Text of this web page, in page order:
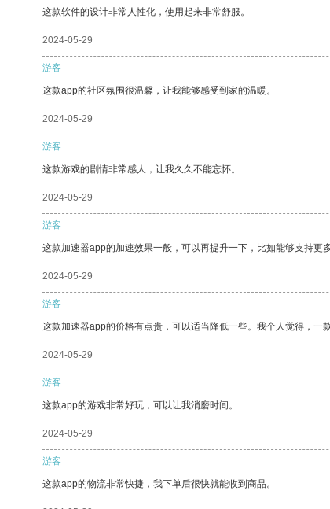
这款软件的设计非常人性化，使用起来非常舒服。
2024-05-29
游客
这款app的社区氛围很温馨，让我能够感受到家的温暖。
2024-05-29
游客
这款游戏的剧情非常感人，让我久久不能忘怀。
2024-05-29
游客
这款加速器app的加速效果一般，可以再提升一下，比如能够支持更
2024-05-29
游客
这款加速器app的价格有点贵，可以适当降低一些。我个人觉得，一
2024-05-29
游客
这款app的游戏非常好玩，可以让我消磨时间。
2024-05-29
游客
这款app的物流非常快捷，我下单后很快就能收到商品。